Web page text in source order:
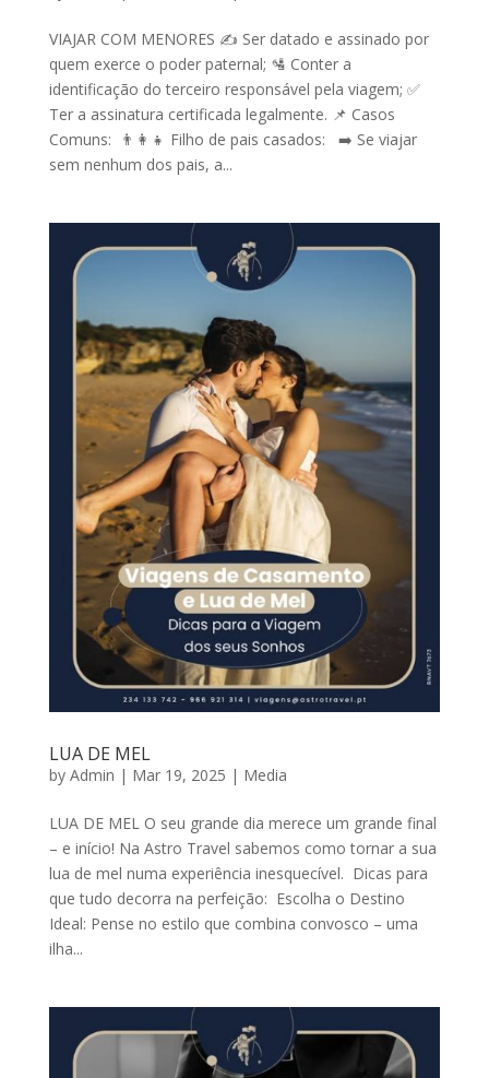
VIAJAR COM MENORES ✍️ Ser datado e assinado por
quem exerce o poder paternal; 🛂 Conter a
identificação do terceiro responsável pela viagem; ✅
Ter a assinatura certificada legalmente. 📌 Casos
Comuns: 👨‍👩‍👧 Filho de pais casados: ➡️ Se viajar
sem nenhum dos pais, a...
LUA DE MEL
by Admin | Mar 19, 2025 | Media
LUA DE MEL O seu grande dia merece um grande final
– e início! Na Astro Travel sabemos como tornar a sua
lua de mel numa experiência inesquecível. Dicas para
que tudo decorra na perfeição: Escolha o Destino
Ideal: Pense no estilo que combina convosco – uma
ilha...